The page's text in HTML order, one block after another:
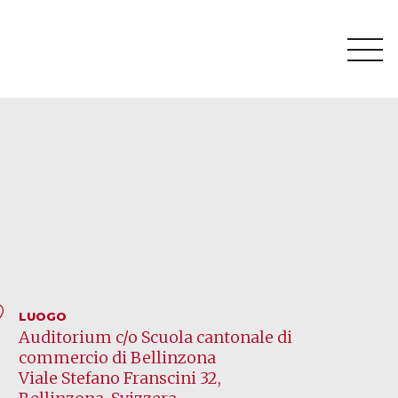
LUOGO
Auditorium c/o Scuola cantonale di
commercio di Bellinzona
Viale Stefano Franscini 32,